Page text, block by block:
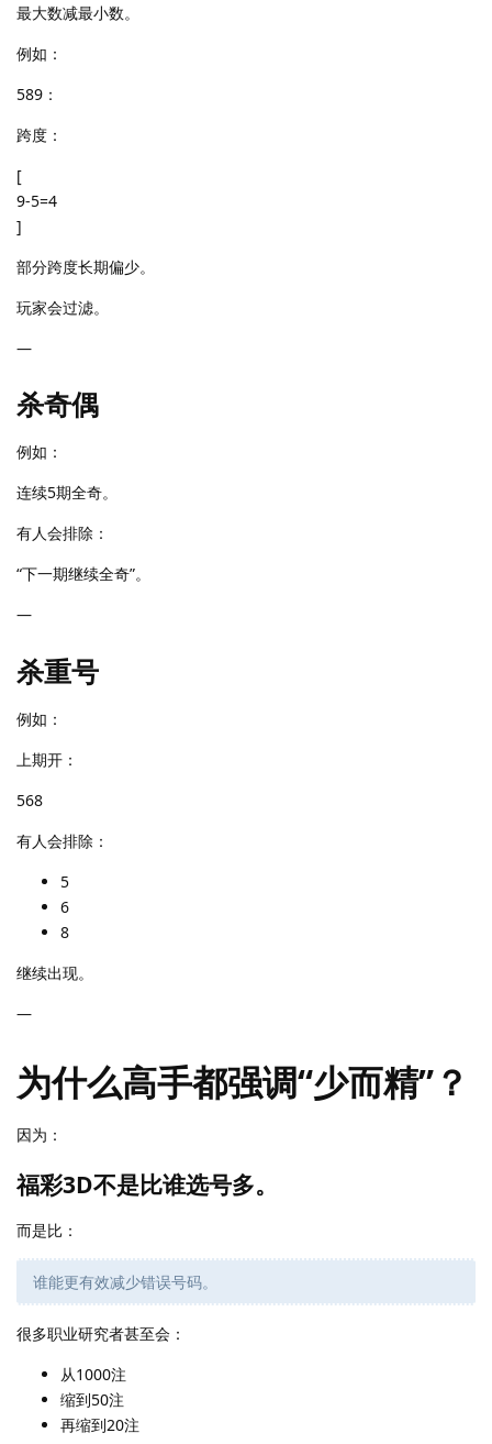
最大数减最小数。
例如：
589：
跨度：
[
9-5=4
]
部分跨度长期偏少。
玩家会过滤。
—
杀奇偶
例如：
连续5期全奇。
有人会排除：
“下一期继续全奇”。
—
杀重号
例如：
上期开：
568
有人会排除：
5
6
8
继续出现。
—
为什么高手都强调“少而精”？
因为：
福彩3D不是比谁选号多。
而是比：
谁能更有效减少错误号码。
很多职业研究者甚至会：
从1000注
缩到50注
再缩到20注